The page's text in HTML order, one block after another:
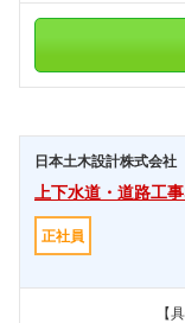
日本土木設計株式会社
上下水道・道路工
正社員
【